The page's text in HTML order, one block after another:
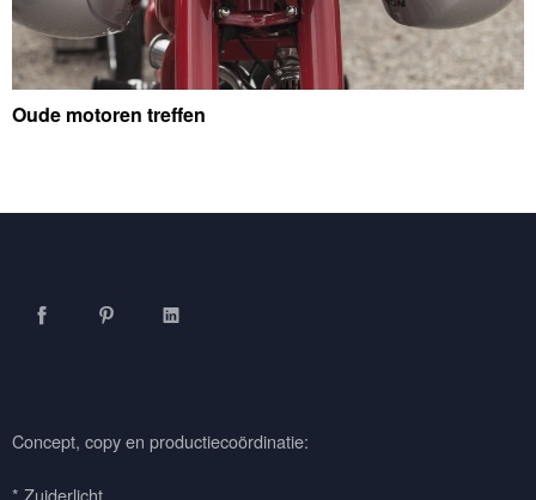
Oude motoren treffen
Concept, copy en productiecoördinatie:
* Zuiderlicht